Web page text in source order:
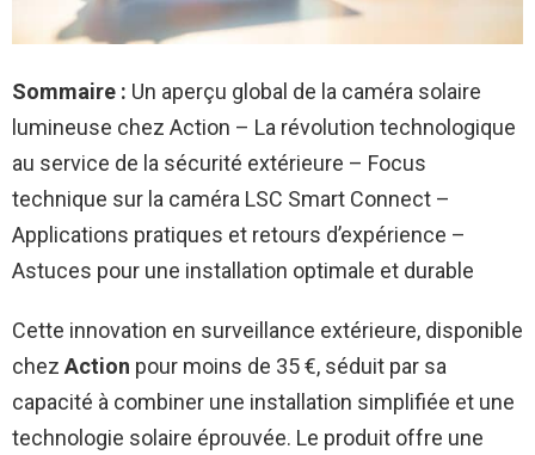
Sommaire : Un aperçu global de la caméra solaire
lumineuse chez Action – La révolution technologique
au service de la sécurité extérieure – Focus
technique sur la caméra LSC Smart Connect –
Applications pratiques et retours d’expérience –
Astuces pour une installation optimale et durable
Cette innovation en surveillance extérieure, disponible
chez Action pour moins de 35 €, séduit par sa
capacité à combiner une installation simplifiée et une
technologie solaire éprouvée. Le produit offre une